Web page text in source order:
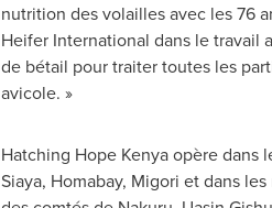
nutrition des volailles avec les 76
Heifer International dans le travail
de bétail pour traiter toutes les
avicole. »
Hatching Hope Kenya opère dans
Siaya, Homabay, Migori et dans